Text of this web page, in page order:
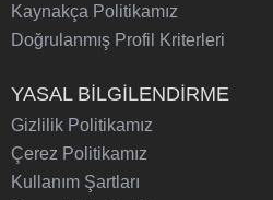
Kaynakça Politikamız
Doğrulanmış Profil Kriterleri
YASAL BİLGİLENDİRME
Gizlilik Politikamız
Çerez Politikamız
Kullanım Şartları